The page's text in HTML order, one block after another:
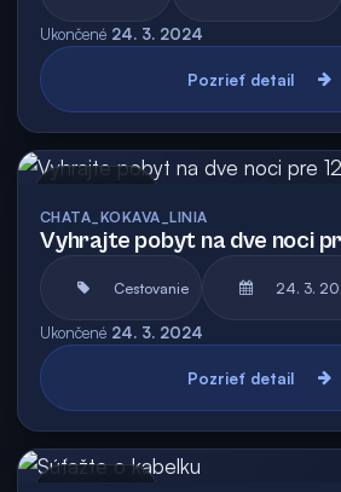
Ukončené 24. 3. 2024
Pozrieť detail
CHATA_KOKAVA_LINIA
Vyhrajte pobyt na dve noci
Cestovanie 24. 3.
Ukončené 24. 3. 2024
Pozrieť detail